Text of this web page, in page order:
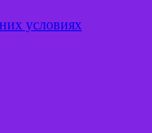
условиях